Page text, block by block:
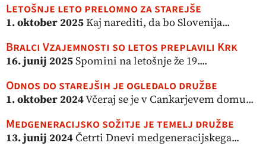
Letošnje leto prelomno za starejše
1. oktober 2025Kaj narediti, da bo Slovenija...
Bralci Vzajemnosti so letos preplavili Krk
16. junij 2025Spomini na letošnje že 19....
Odnos do starejših je ogledalo družbe
1. oktober 2024Včeraj se je v Cankarjevem domu...
Medgeneracijsko sožitje je temelj družbe
13. junij 2024Četrti Dnevi medgeneracijskega...